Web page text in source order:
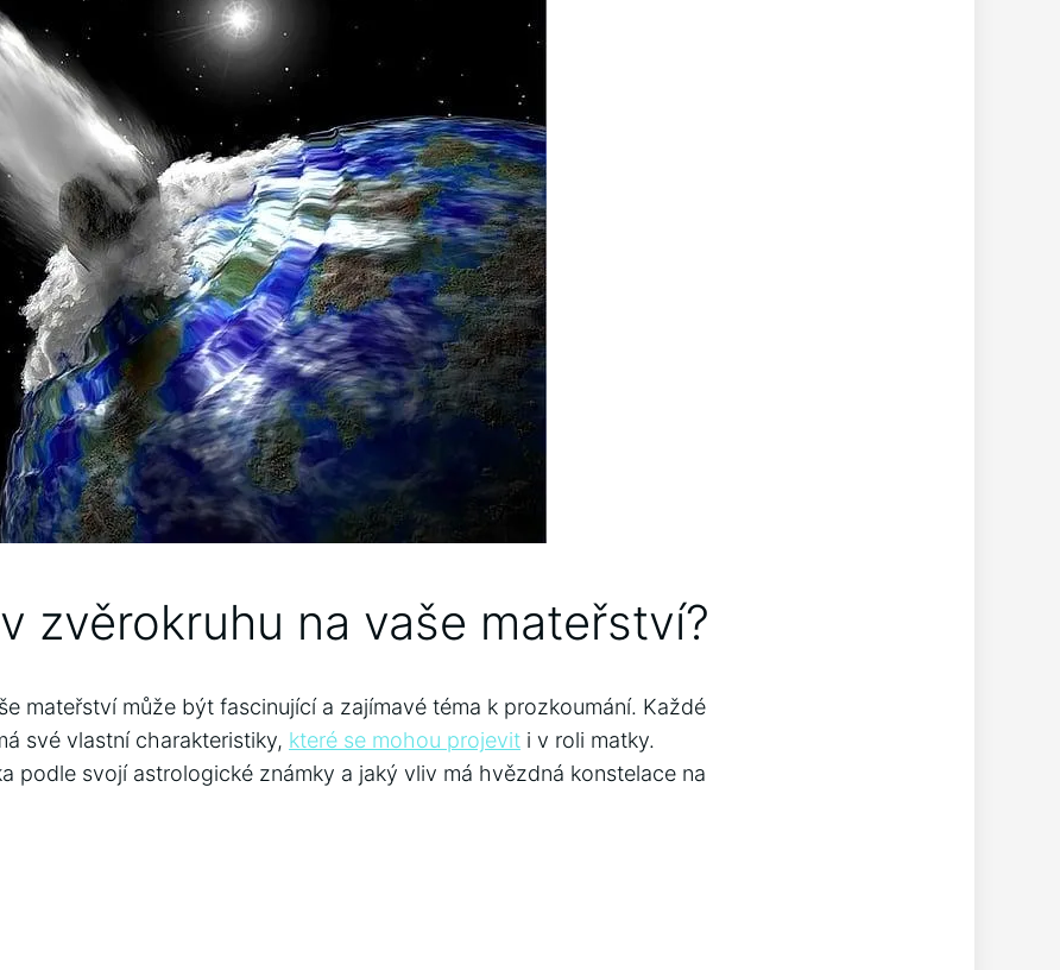
zvěrokruhu na vaše mateřství?
mateřství může být fascinující a zajímavé téma k prozkoumání. Každé
své vlastní charakteristiky, které se mohou projevit i v roli matky.
podle svojí astrologické známky a jaký vliv má hvězdná konstelace na